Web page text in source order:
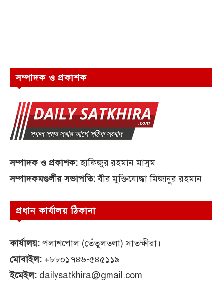
সম্পাদক ও প্রকাশক
সম্পাদক ও প্রকাশক:হাফিজুর রহমান মাসুম
সম্পাদকমণ্ডলীর সভাপতি:বীর মুক্তিযোদ্ধা মিজানুর রহমান
প্রধান কার্যালয় ঠিকানা
কার্যালয়: পলাশপোল (তেঁতুলতলা) সাতক্ষীরা।
মোবাইল: +৮৮০১৭৪৬-৫৪৫১১৯
ইমেইল: dailysatkhira@gmail.com